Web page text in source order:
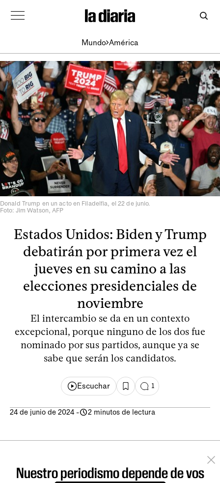
Mundo América
Donald Trump en un acto en Filadelfia, el 22 de junio.
Foto: Jim Watson, AFP
Estados Unidos: Biden y Trump
debatirán por primera vez el
jueves en su camino a las
elecciones presidenciales de
noviembre
El intercambio se da en un contexto
excepcional, porque ninguno de los dos fue
nominado por sus partidos, aunque ya se
sabe que serán los candidatos.
Escuchar 1
24 de junio de 2024 - 2 minutos de lectura
Nuestro periodismo depende de vos